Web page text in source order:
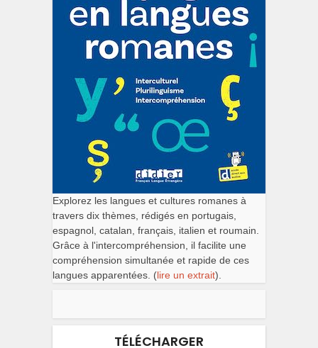
Explorez les langues et cultures romanes à
travers dix thèmes, rédigés en portugais,
espagnol, catalan, français, italien et roumain.
Grâce à l'intercompréhension, il facilite une
compréhension simultanée et rapide de ces
langues apparentées. (lire un extrait).
TÉLÉCHARGER